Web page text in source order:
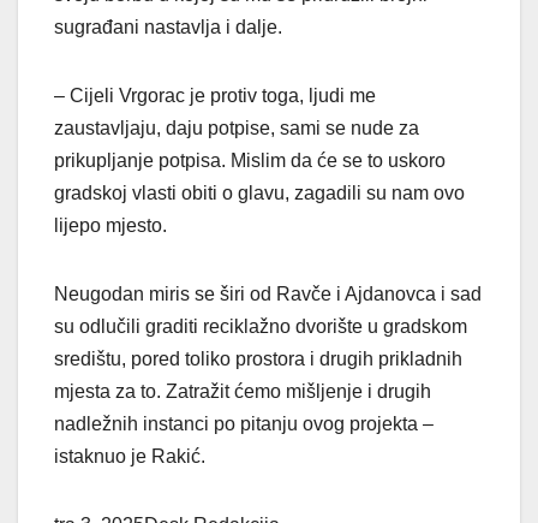
sugrađani nastavlja i dalje.
– Cijeli Vrgorac je protiv toga, ljudi me
zaustavljaju, daju potpise, sami se nude za
prikupljanje potpisa. Mislim da će se to uskoro
gradskoj vlasti obiti o glavu, zagadili su nam ovo
lijepo mjesto.
Neugodan miris se širi od Ravče i Ajdanovca i sad
su odlučili graditi reciklažno dvorište u gradskom
središtu, pored toliko prostora i drugih prikladnih
mjesta za to. Zatražit ćemo mišljenje i drugih
nadležnih instanci po pitanju ovog projekta –
istaknuo je Rakić.